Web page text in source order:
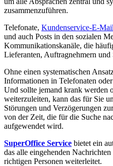
zusammenzuführen.
Telefonate, Kundenservice-E-
und auch Posts in den sozialen
Kommunikationskanäle, die
Lieferanten, Auftragnehmern
Ohne einen systematischen
Informationen in Telefonaten
Und sollte jemand krank werden
weiterzuleiten, kann das für Sie
Störungen und Verzögerungen
von der Zeit, die für die Suche
aufgewendet wird.
SuperOffice Service bietet ein
das alle eingehenden
richtigen Personen weiterleitet.